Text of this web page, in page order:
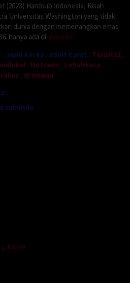
(2023) Hardsub Indonesia, Kisah
Universitas Washington yang tidak
dunia dengan memenangkan emas
hanya ada di IndoFilm
, semi korea , adult barat , Terbit21 ,
, Hotsemi , Lebahkaca ,
, dramaqu
sub indo
, Movie